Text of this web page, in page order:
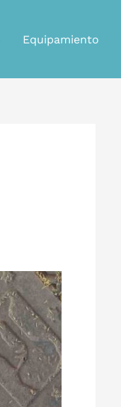
Equipamiento